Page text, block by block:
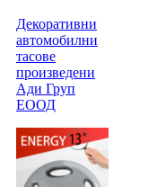
Декоративни
автомобилни
тасове
произведени
Ади Груп
ЕООД